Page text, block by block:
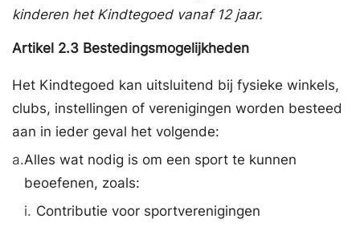
kinderen het Kindtegoed vanaf 12 jaar.
Artikel 2.3 Bestedingsmogelijkheden
Het Kindtegoed kan uitsluitend bij fysieke winkels,
clubs, instellingen of verenigingen worden besteed
aan in ieder geval het volgende:
a.Alles wat nodig is om een sport te kunnen
beoefenen, zoals:
i. Contributie voor sportverenigingen